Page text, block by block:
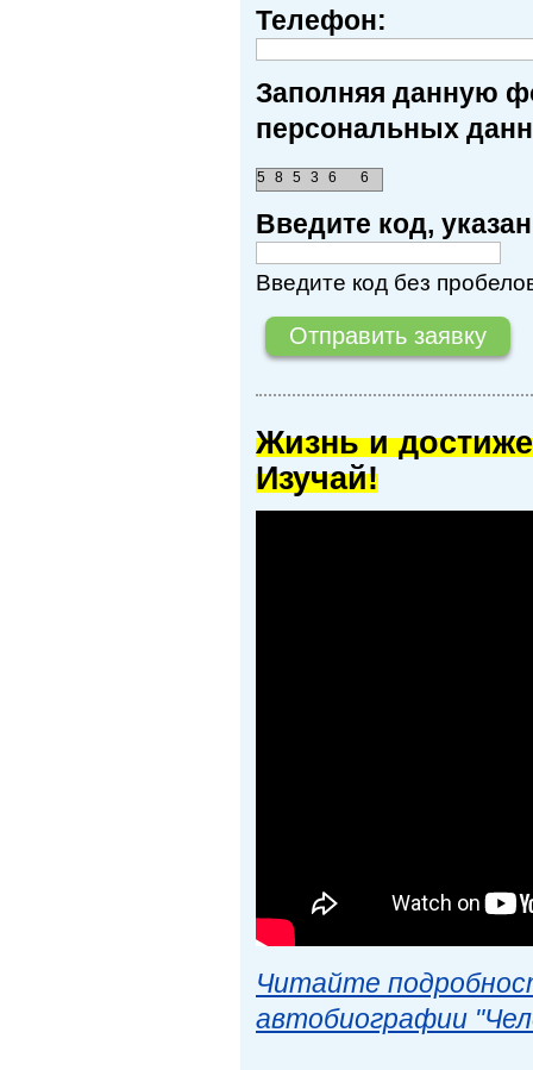
Телефон:
Заполняя данную
персональных
5 6
8 5 3 6
Введите код,
Введите код без
Жизнь и
Изучай!
Читайте
автобиографии